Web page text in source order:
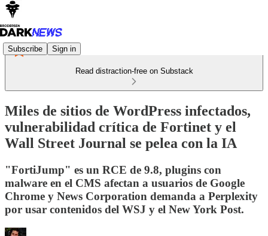
Subscribe Sign in
Read distraction-free on Substack
Miles de sitios de WordPress infectados,
vulnerabilidad crítica de Fortinet y el
Wall Street Journal se pelea con la IA
"FortiJump" es un RCE de 9.8, plugins con
malware en el CMS afectan a usuarios de Google
Chrome y News Corporation demanda a Perplexity
por usar contenidos del WSJ y el New York Post.